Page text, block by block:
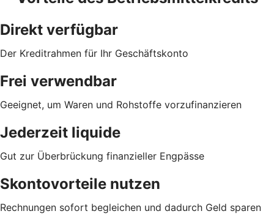
Direkt verfügbar
Der Kreditrahmen für Ihr Geschäftskonto
Frei verwendbar
Geeignet, um Waren und Rohstoffe vorzufinanzieren
Jederzeit liquide
Gut zur Überbrückung finanzieller Engpässe
Skontovorteile nutzen
Rechnungen sofort begleichen und dadurch Geld sparen